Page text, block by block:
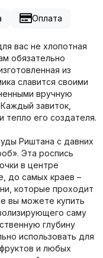
Оплата
вас не хлопотная
обязательно
из
славится своими
вручную
завиток,
тепло его создателя.
Риштана с давних
Эта роспись
в центре
до самых краев –
которые проходит
вы можете купить
саму
глубину
использовать для
и любых